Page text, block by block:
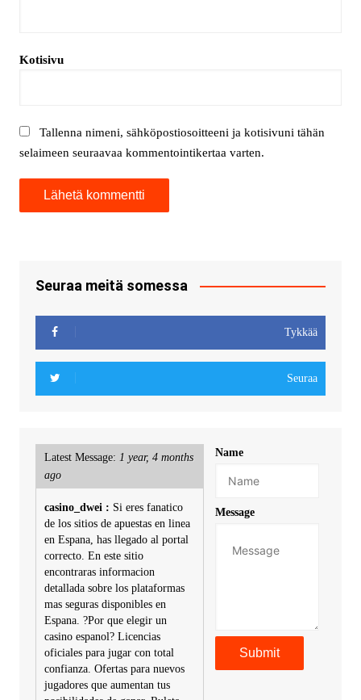
Kotisivu
Tallenna nimeni, sähköpostiosoitteeni ja kotisivuni tähän
selaimeen seuraavaa kommentointikertaa varten.
Seuraa meitä somessa
Tykkää
Seuraa
Latest Message: 1 year, 4 months
ago
casino_dwei : Si eres fanatico
de los sitios de apuestas en linea
en Espana, has llegado al portal
correcto. En este sitio
encontraras informacion
detallada sobre los plataformas
mas seguras disponibles en
Espana. ?Por que elegir un
casino espanol? Licencias
oficiales para jugar con total
confianza. Ofertas para nuevos
jugadores que aumentan tus
Name
Message